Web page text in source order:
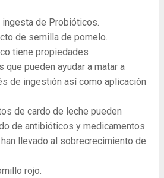
ingesta de Probióticos.
de semilla de pomelo.
tiene propiedades
que pueden ayudar a matar a
de ingestión así como aplicación
de cardo de leche pueden
de antibióticos y medicamentos
llevado al sobrecrecimiento de
rojo.